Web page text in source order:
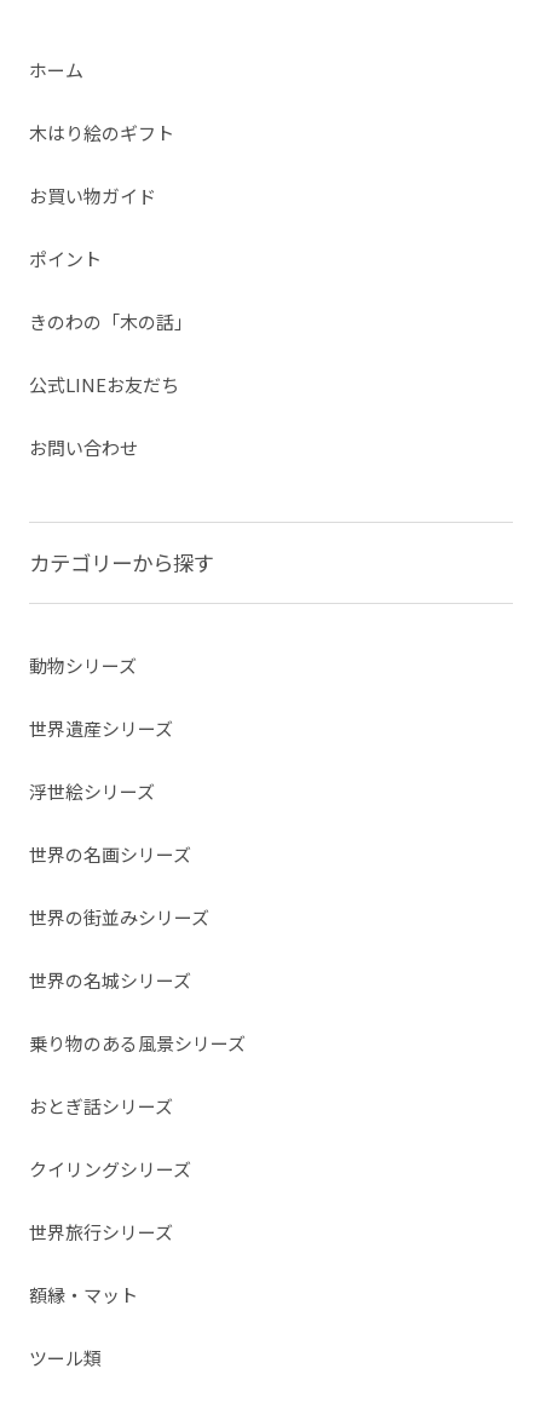
ホーム
木はり絵のギフト
お買い物ガイド
ポイント
きのわの「木の話」
公式LINEお友だち
お問い合わせ
カテゴリーから探す
動物シリーズ
世界遺産シリーズ
浮世絵シリーズ
世界の名画シリーズ
世界の街並みシリーズ
世界の名城シリーズ
乗り物のある風景シリーズ
おとぎ話シリーズ
クイリングシリーズ
世界旅行シリーズ
額縁・マット
ツール類